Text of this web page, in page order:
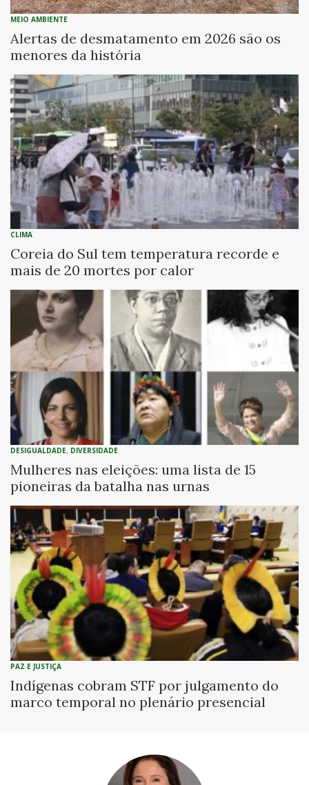
MEIO AMBIENTE
Alertas de desmatamento em 2026 são os
menores da história
CLIMA
Coreia do Sul tem temperatura recorde e
mais de 20 mortes por calor
DESIGUALDADE, DIVERSIDADE
Mulheres nas eleições: uma lista de 15
pioneiras da batalha nas urnas
PAZ E JUSTIÇA
Indígenas cobram STF por julgamento do
marco temporal no plenário presencial